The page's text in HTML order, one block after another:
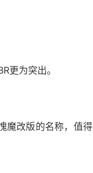
更为突出。
魔改版的名称，值得